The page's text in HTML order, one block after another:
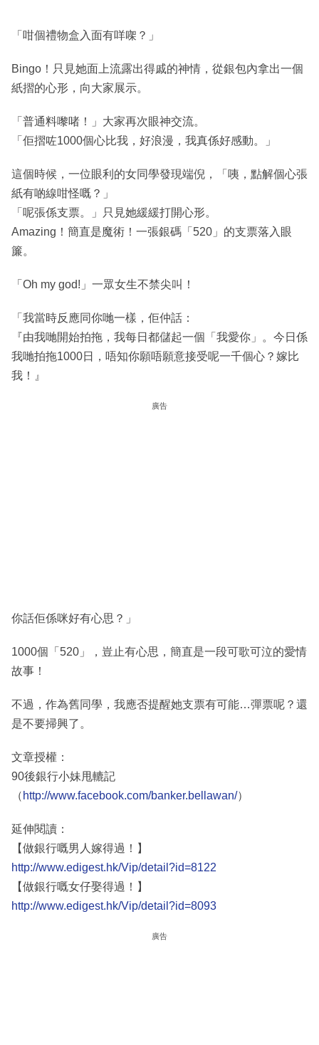
「咁個禮物盒入面有咩㗎？」
Bingo！只見她面上流露出得戚的神情，從銀包內拿出一個
紙摺的心形，向大家展示。
「普通料嚟啫！」大家再次眼神交流。
「佢摺咗1000個心比我，好浪漫，我真係好感動。」
這個時候，一位眼利的女同學發現端倪，「咦，點解個心張
紙有啲線咁怪嘅？」
「呢張係支票。」只見她緩緩打開心形。
Amazing！簡直是魔術！一張銀碼「520」的支票落入眼
簾。
「Oh my god!」一眾女生不禁尖叫！
「我當時反應同你哋一樣，佢仲話：
『由我哋開始拍拖，我每日都儲起一個「我愛你」。今日係
我哋拍拖1000日，唔知你願唔願意接受呢一千個心？嫁比
我！』
廣告
你話佢係咪好有心思？」
1000個「520」，豈止有心思，簡直是一段可歌可泣的愛情
故事！
不過，作為舊同學，我應否提醒她支票有可能…彈票呢？還
是不要掃興了。
文章授權：
90後銀行小妹甩轆記
（ http://www.facebook.com/banker.bellawan/）
延伸閱讀：
【做銀行嘅男人嫁得過！】
http://www.edigest.hk/Vip/detail?id=8122
【做銀行嘅女仔娶得過！】
http://www.edigest.hk/Vip/detail?id=8093
廣告